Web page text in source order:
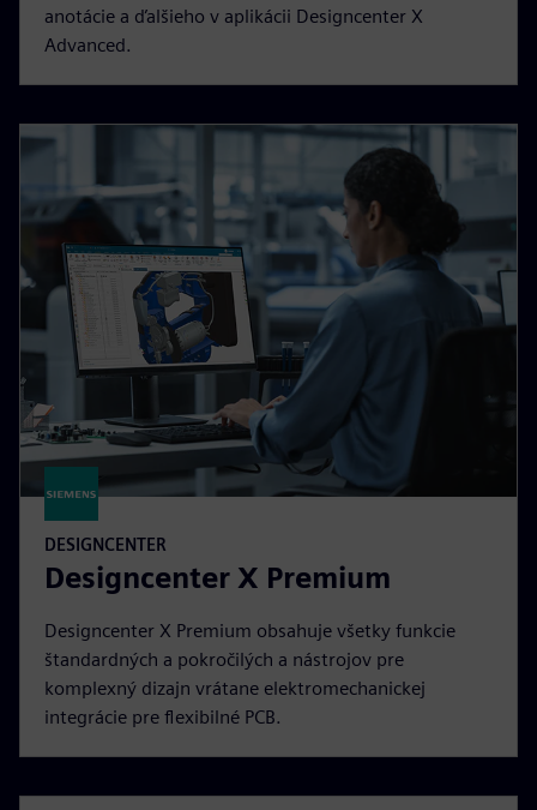
anotácie a ďalšieho v aplikácii Designcenter X
Advanced.
DESIGNCENTER
Designcenter X Premium
Designcenter X Premium obsahuje všetky funkcie
štandardných a pokročilých a nástrojov pre
komplexný dizajn vrátane elektromechanickej
integrácie pre flexibilné PCB.